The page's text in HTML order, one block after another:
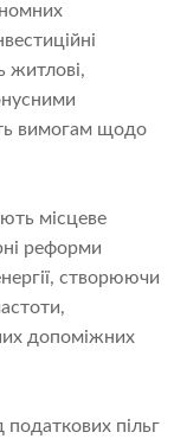
житлові,
вимогам щодо
місцеве
реформи
створюючи
допоміжних
пільг